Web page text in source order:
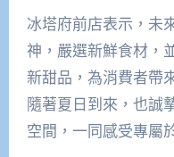
冰塔府前店表示，未
神，嚴選新鮮食材，
新甜品，為消費者帶
隨著夏日到來，也誠
空間，一同感受專屬